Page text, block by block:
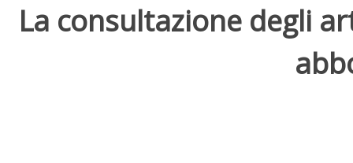
La consultazione degli